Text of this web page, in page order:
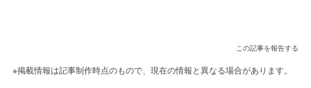
この記事を報告する
※掲載情報は記事制作時点のもので、現在の情報と異なる場合があります。